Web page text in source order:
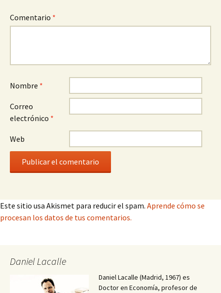
Comentario *
Nombre *
Correo
electrónico *
Web
Este sitio usa Akismet para reducir el spam. Aprende cómo se
procesan los datos de tus comentarios.
Daniel Lacalle
Daniel Lacalle (Madrid, 1967) es
Doctor en Economía, profesor de